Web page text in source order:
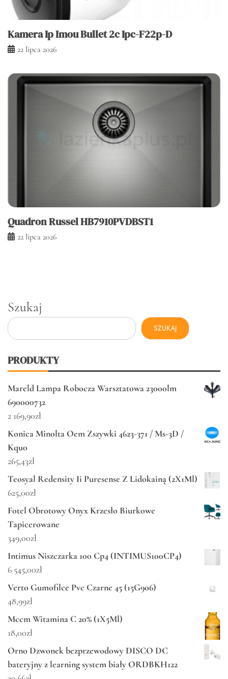
Kamera Ip Imou Bullet 2c Ipc-F22p-D
22 lipca 2026
Quadron Russel HB7910PVDBST1
22 lipca 2026
Szukaj
SZUKAJ
PRODUKTY
Mareld Lampa Robocza Warsztatowa 23000lm
690000732
2 169,90zł
Konica Minolta Oem Zszywki 4623-371 / Ms-3D /
Kqu0
265,43zł
Teosyal Redensity Ii Puresense Z Lidokainą (2X1Ml)
625,00zł
Fotel Obrotowy Onyx Krzesło Biurkowe
Tapicerowane
349,00zł
Intimus Niszczarka 100 Cp4 (INTIMUS100CP4)
6 545,00zł
Verto Gumofilce Pvc Czarne 45 (15G906)
48,99zł
Mccm Witamina C 20% (1X5Ml)
18,00zł
Orno Dzwonek bezprzewodowy DISCO DC
bateryjny z learning system biały ORDBKH122